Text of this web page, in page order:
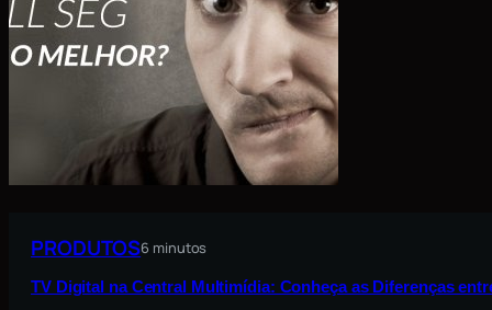
PRODUTOS6 minutos
TV Digital na Central Multimídia: Conheça as Diferenças